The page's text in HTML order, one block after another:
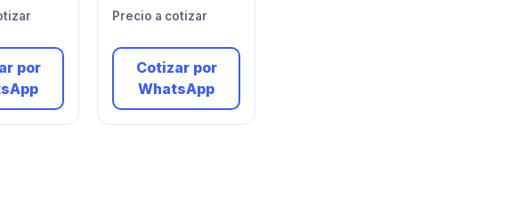
por
Precio a cotizar
Cotizar por
WhatsApp